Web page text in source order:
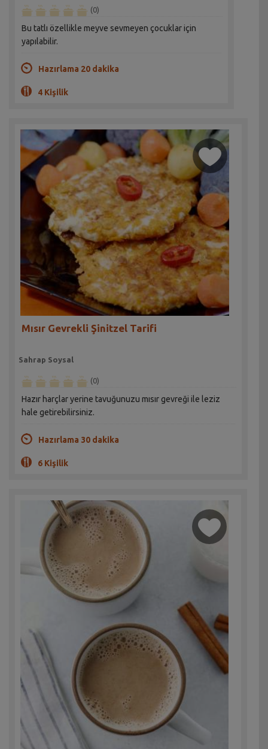
(0)
Bu tatlı özellikle meyve sevmeyen çocuklar için
yapılabilir.
Hazırlama 20 dakika
4 Kişilik
Mısır Gevrekli Şinitzel Tarifi
Sahrap Soysal
(0)
Hazır harçlar yerine tavuğunuzu mısır gevreği ile leziz
hale getirebilirsiniz.
Hazırlama 30 dakika
6 Kişilik